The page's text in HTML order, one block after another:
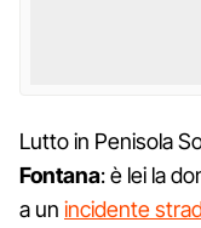
Lutto in Penisola
Fontana: è lei la
a un incidente